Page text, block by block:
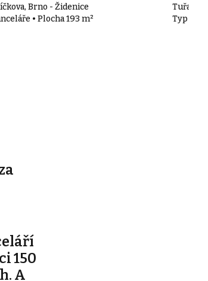
Brno - Židenice
• Plocha 193 m²
Typ
150
A